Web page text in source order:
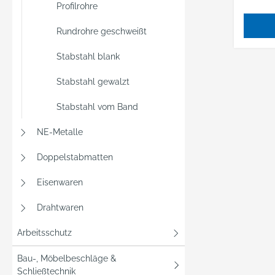
Profilrohre
Rundrohre geschweißt
Stabstahl blank
Stabstahl gewalzt
Stabstahl vom Band
NE-Metalle
Doppelstabmatten
Eisenwaren
Drahtwaren
Arbeitsschutz
Bau-, Möbelbeschläge &
Schließtechnik